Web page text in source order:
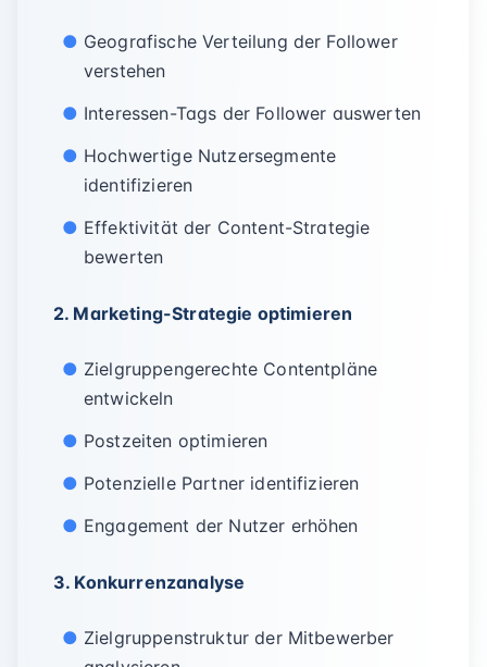
Geografische Verteilung der Follower
verstehen
Interessen-Tags der Follower auswerten
Hochwertige Nutzersegmente
identifizieren
Effektivität der Content-Strategie
bewerten
2. Marketing-Strategie optimieren
Zielgruppengerechte Contentpläne
entwickeln
Postzeiten optimieren
Potenzielle Partner identifizieren
Engagement der Nutzer erhöhen
3. Konkurrenzanalyse
Zielgruppenstruktur der Mitbewerber